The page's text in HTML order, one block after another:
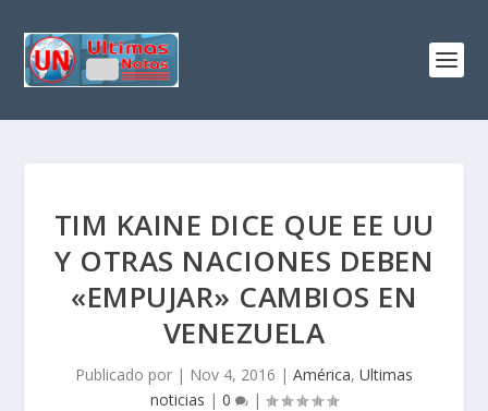
TIM KAINE DICE QUE EE UU
Y OTRAS NACIONES DEBEN
«EMPUJAR» CAMBIOS EN
VENEZUELA
Publicado por | Nov 4, 2016 | América, Ultimas
noticias | 0 |